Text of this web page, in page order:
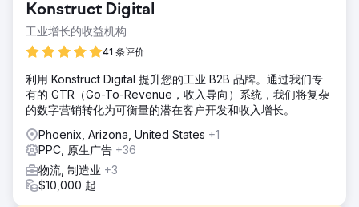
Konstruct Digital
工业增长的收益机构
41 条评价
利用 Konstruct Digital 提升您的工业 B2B 品牌。通过我们专
有的 GTR（Go-To-Revenue，收入导向）系统，我们将复杂
的数字营销转化为可衡量的潜在客户开发和收入增长。
Phoenix, Arizona, United States +1
PPC, 原生广告 +36
物流, 制造业 +3
$10,000 起